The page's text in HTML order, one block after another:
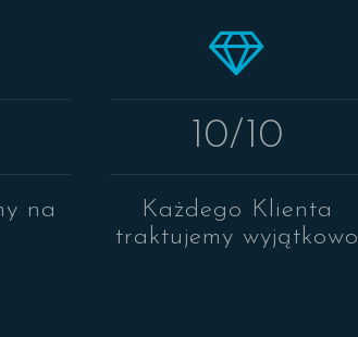
na
10/10
Każdego Klienta
traktujemy wyjątkowo